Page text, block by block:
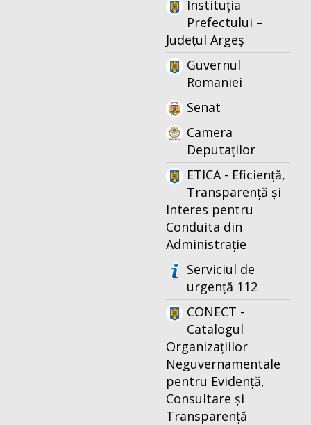
Instituția
Prefectului –
Județul Argeș
Guvernul
Romaniei
Senat
Camera
Deputaților
ETICA - Eficiență,
Transparență și
Interes pentru
Conduita din
Administrație
Serviciul de
urgență 112
CONECT -
Catalogul
Organizațiilor
Neguvernamentale
pentru Evidență,
Consultare și
Transparență